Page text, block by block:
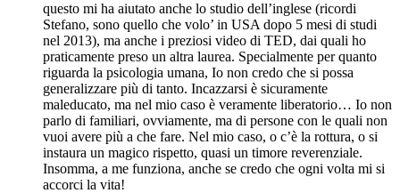
questo mi ha aiutato anche lo studio dell’inglese (ricordi
Stefano, sono quello che volo’ in USA dopo 5 mesi di studi
nel 2013), ma anche i preziosi video di TED, dai quali ho
praticamente preso un altra laurea. Specialmente per quanto
riguarda la psicologia umana, Io non credo che si possa
generalizzare più di tanto. Incazzarsi è sicuramente
maleducato, ma nel mio caso è veramente liberatorio… Io non
parlo di familiari, ovviamente, ma di persone con le quali non
vuoi avere più a che fare. Nel mio caso, o c’è la rottura, o si
instaura un magico rispetto, quasi un timore reverenziale.
Insomma, a me funziona, anche se credo che ogni volta mi si
accorci la vita!